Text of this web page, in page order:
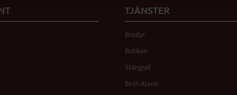
TJÄNSTER
Brodyr
Butiken
Stängsel
Birth Alarm